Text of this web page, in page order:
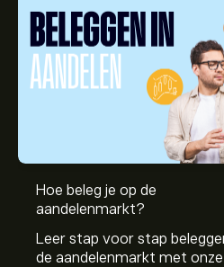
Hoe beleg je op de
aandelenmarkt?
Leer stap voor stap
de aandelenmarkt met onze